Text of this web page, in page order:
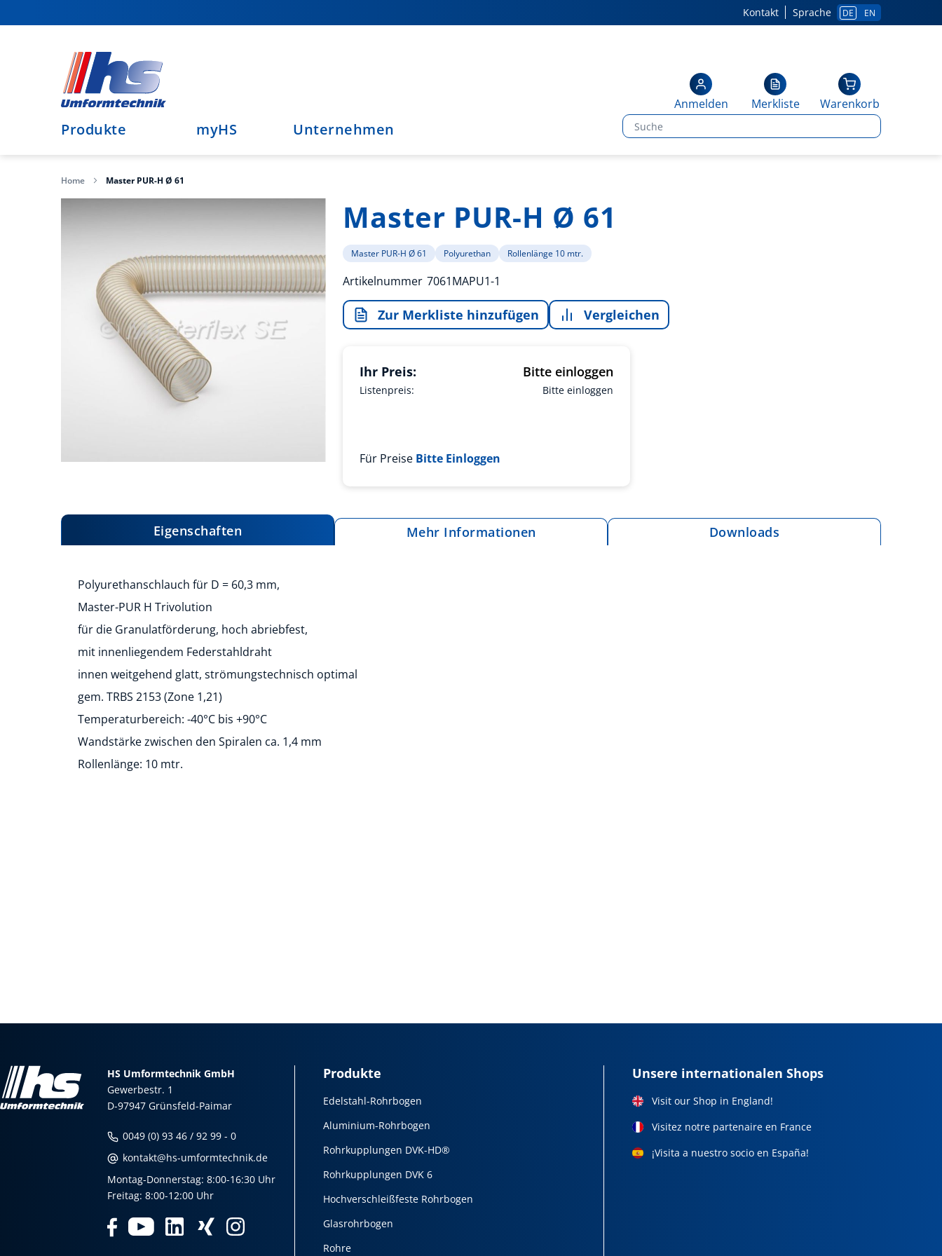
zum
Sprache DE EN
Kontakt
Produkte myHS Unternehmen
Warenkorb
Merkliste
Anmelden
Home Master PUR-H Ø 61
springen
Bildergalerie
Master PUR-H Ø 61
Master PUR-H Ø 61 Polyurethan Rollenlänge 10 mtr.
Artikelnummer 7061MAPU1-1
Zur Merkliste hinzufügen Vergleichen
Listenpreis: Bitte einloggen
Ihr Preis: Bitte einloggen
Für Preise Bitte Einloggen
Eigenschaften
Polyurethanschlauch für D = 60,3 mm,
Master-PUR H Trivolution
für die Granulatförderung, hoch abriebfest,
mit innenliegendem Federstahldraht
innen weitgehend glatt, strömungstechnisch optimal
gem. TRBS 2153 (Zone 1,21)
Temperaturbereich: -40°C bis +90°C
Wandstärke zwischen den Spiralen ca. 1,4 mm
Rollenlänge: 10 mtr.
Mehr Informationen Downloads
HS Umformtechnik GmbH
Gewerbestr. 1
D-97947 Grünsfeld-Paimar
0049 (0) 93 46 / 92 99 - 0
kontakt@hs-umformtechnik.de
Montag-Donnerstag: 8:00-16:30 Uhr
Freitag: 8:00-12:00 Uhr
Produkte
Edelstahl-Rohrbogen
Aluminium-Rohrbogen
Rohrkupplungen DVK-HD®
Rohrkupplungen DVK 6
Hochverschleißfeste Rohrbogen
Glasrohrbogen
Rohre
Unsere internationalen Shops
Visit our Shop in England!
Visitez notre partenaire en France
¡Visita a nuestro socio en España!